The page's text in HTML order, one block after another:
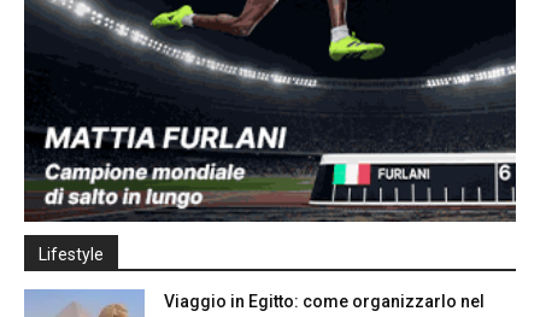
Lifestyle
Viaggio in Egitto: come organizzarlo nel